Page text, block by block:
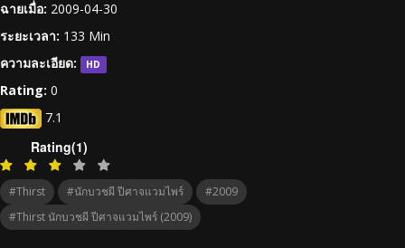
ฉายเมื่อ: 2009-04-30
ระยะเวลา: 133 Min
ความละเอียด:
HD
Rating: 0
7.1
Rating(1)
#Thirst #นักบวชผี ปีศาจแวมไพร์
#2009
#Thirst นักบวชผี ปีศาจแวมไพร์ (2009)